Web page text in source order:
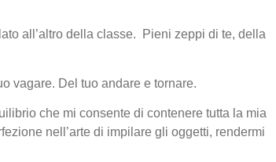
all’altro della classe. Pieni zeppi di te, della
vagare. Del tuo andare e tornare.
che mi consente di contenere tutta la mia
nell’arte di impilare gli oggetti, rendermi